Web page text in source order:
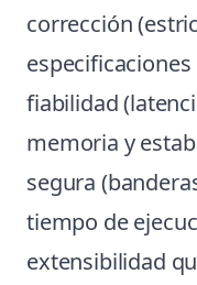
corrección
fiabilidad
memoria y
segura
tiempo de
extensibilidad